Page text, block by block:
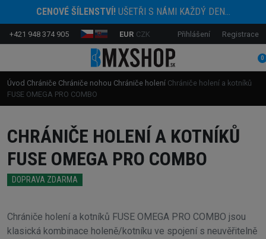
CENOVÉ ŠÍLENSTVÍ!UŠETŘI S NÁMI KAŽDÝ DEN...
+421 948 374 905 EUR CZK Přihlášení Registrace
0
Úvod Chrániče Chrániče nohou Chrániče holení Chrániče holení a kotníků
FUSE OMEGA PRO COMBO
CHRÁNIČE HOLENÍ A KOTNÍKŮ
FUSE OMEGA PRO COMBO
DOPRAVA ZDARMA
Chrániče holení a kotníků FUSE OMEGA PRO COMBO jsou
klasická kombinace holeně/kotníku ve spojení s neuvěřitelně